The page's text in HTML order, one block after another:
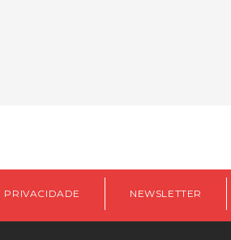
PRIVACIDADE NEWSLETTER